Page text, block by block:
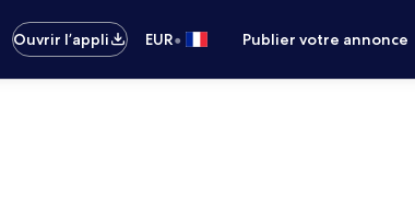
Ouvrir l’appli
EUR• Publier votre annonce